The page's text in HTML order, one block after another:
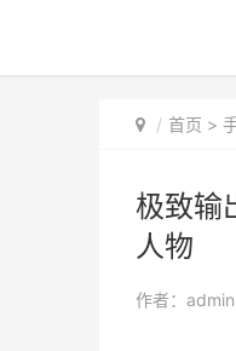
首页 >
极致输
人物
作者： admin